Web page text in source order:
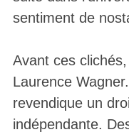
sentiment de
Avant ces
Laurence
revendique un
indépendante.